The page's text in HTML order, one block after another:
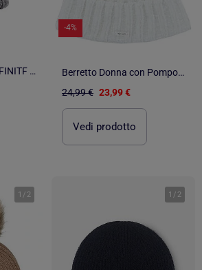
Cappello Pompon INFINITF Donna
-4%
Berretto Donna con Pompon Teddy Smith
24,99 € 23,99 €
Vedi prodotto
1 / 2 1 / 2